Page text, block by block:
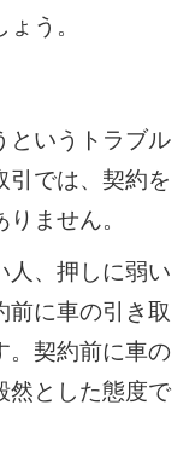
う。
というトラブル
引では、契約を
ません。
人、押しに弱い
前に車の引き取
。契約前に車の
然とした態度で